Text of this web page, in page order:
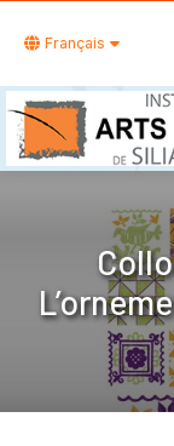
Français